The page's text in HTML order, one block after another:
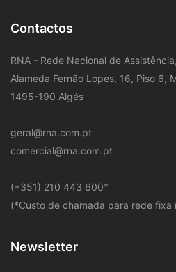
Contactos
RNA - Rede Nacional de
Alameda Fernão Lopes, 16, Piso 6,
1495-190 Algés
geral@rna.com.pt
comercial@rna.com.pt
​(+351) 210 443 600*
(*Custo de chamada para rede fixa
Newsletter